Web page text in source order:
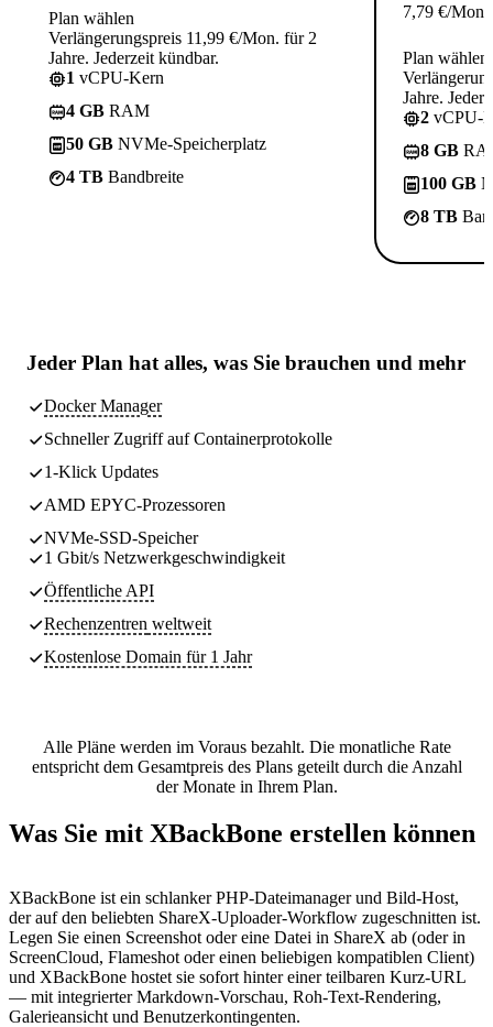
Plan wählen
Verlängerungspreis 11,99 €/Mon. für 2
Jahre. Jederzeit kündbar.
1 vCPU-Kern
4 GB RAM
50 GB NVMe-Speicherplatz
4 TB Bandbreite
7,79 €/Mon.
Plan wählen
Jahre.
2 vCPU-
8 GB
100 GB
8 TB
Jeder Plan hat alles, was Sie brauchen und mehr
Docker Manager
Schneller Zugriff auf Containerprotokolle
1-Klick Updates
AMD EPYC-Prozessoren
NVMe-SSD-Speicher
1 Gbit/s Netzwerkgeschwindigkeit
Öffentliche API
Rechenzentren weltweit
Kostenlose Domain für 1 Jahr
Alle Pläne werden im Voraus bezahlt. Die monatliche Rate
entspricht dem Gesamtpreis des Plans geteilt durch die Anzahl
der Monate in Ihrem Plan.
Was Sie mit XBackBone erstellen können
XBackBone ist ein schlanker PHP-Dateimanager und Bild-Host,
der auf den beliebten ShareX-Uploader-Workflow zugeschnitten ist.
Legen Sie einen Screenshot oder eine Datei in ShareX ab (oder in
ScreenCloud, Flameshot oder einen beliebigen kompatiblen Client)
und XBackBone hostet sie sofort hinter einer teilbaren Kurz-URL
— mit integrierter Markdown-Vorschau, Roh-Text-Rendering,
Galerieansicht und Benutzerkontingenten.